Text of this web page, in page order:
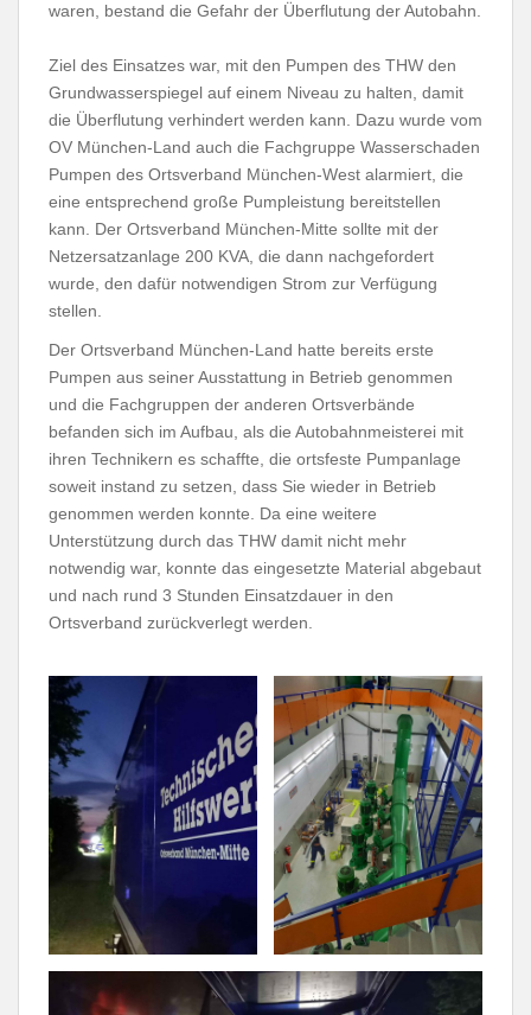
waren, bestand die Gefahr der Überflutung der Autobahn.
Ziel des Einsatzes war, mit den Pumpen des THW den
Grundwasserspiegel auf einem Niveau zu halten, damit
die Überflutung verhindert werden kann. Dazu wurde vom
OV München-Land auch die Fachgruppe Wasserschaden
Pumpen des Ortsverband München-West alarmiert, die
eine entsprechend große Pumpleistung bereitstellen
kann. Der Ortsverband München-Mitte sollte mit der
Netzersatzanlage 200 KVA, die dann nachgefordert
wurde, den dafür notwendigen Strom zur Verfügung
stellen.
Der Ortsverband München-Land hatte bereits erste
Pumpen aus seiner Ausstattung in Betrieb genommen
und die Fachgruppen der anderen Ortsverbände
befanden sich im Aufbau, als die Autobahnmeisterei mit
ihren Technikern es schaffte, die ortsfeste Pumpanlage
soweit instand zu setzen, dass Sie wieder in Betrieb
genommen werden konnte. Da eine weitere
Unterstützung durch das THW damit nicht mehr
notwendig war, konnte das eingesetzte Material abgebaut
und nach rund 3 Stunden Einsatzdauer in den
Ortsverband zurückverlegt werden.